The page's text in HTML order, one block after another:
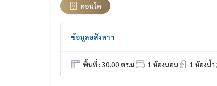
คอนโด
ข้อมูลอสังหาฯ
พื้นที่ : 30.00 ตร.ม. 1 ห้องนอน 1 ห้องน้ำ